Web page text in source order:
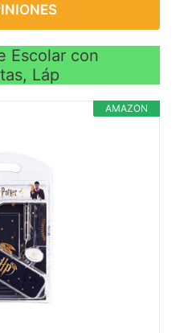
Escolar con
Láp
AMAZON